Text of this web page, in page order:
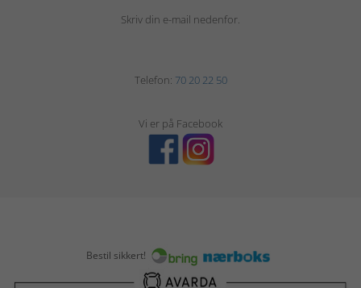
Skriv din e-mail nedenfor.
Telefon: 70 20 22 50
Vi er på Facebook
Bestil sikkert!